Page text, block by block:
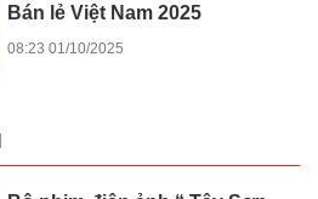
Bán lẻ Việt Nam 2025
08:23 01/10/2025